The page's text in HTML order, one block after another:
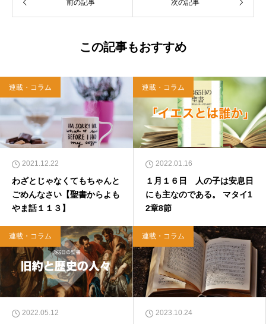
前の記事 次の記事
この記事もおすすめ
連載・コラム
2021.12.22
わざとじゃなくてもちゃんと
ごめんなさい【聖書からよも
やま話１１３】
連載・コラム
2022.01.16
１月１６日 人の子は安息日
にも主なのである。 マタイ1
2章8節
連載・コラム
2022.05.12
連載・コラム
2023.10.24